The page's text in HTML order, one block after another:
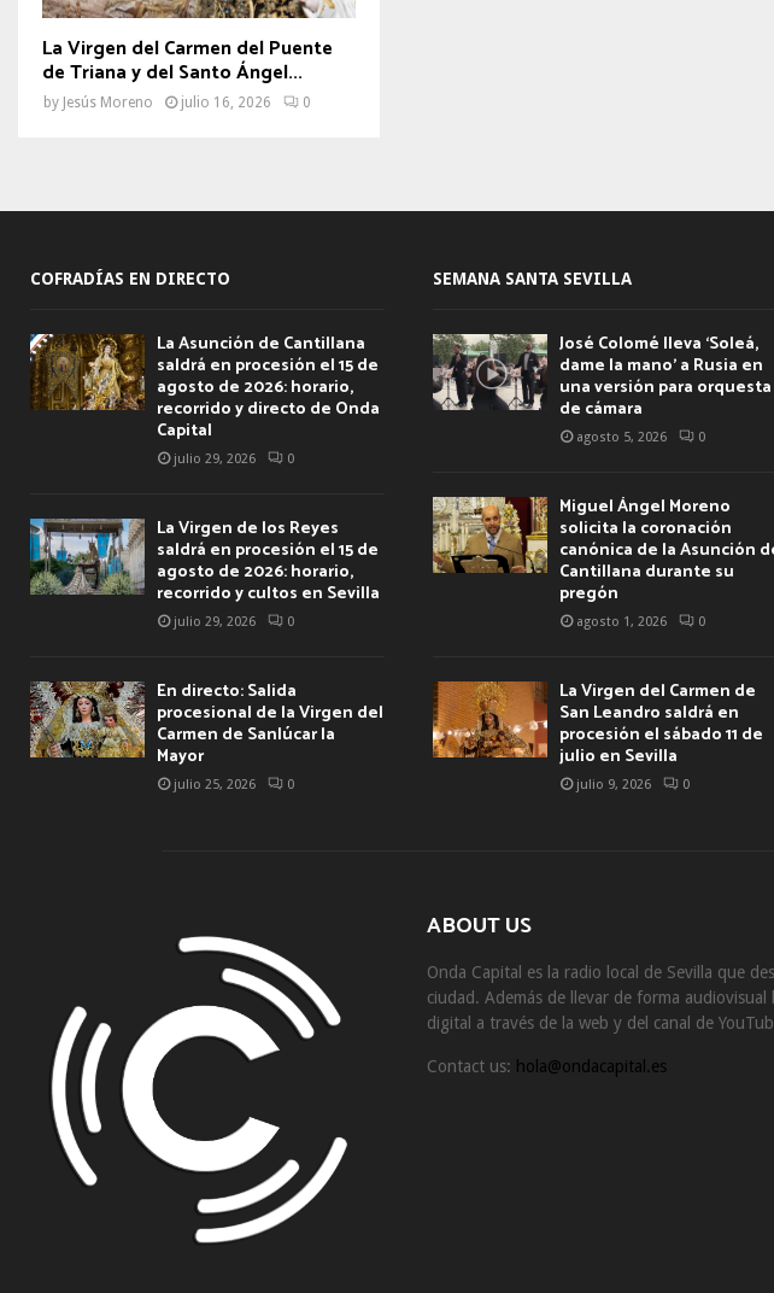
La Virgen del Carmen del Puente
de Triana y del Santo Ángel...
by Jesús Moreno julio 16, 2026 0
COFRADÍAS EN DIRECTO
La Asunción de Cantillana
saldrá en procesión el 15 de
agosto de 2026: horario,
recorrido y directo de Onda
Capital
julio 29, 2026 0
La Virgen de los Reyes
saldrá en procesión el 15 de
agosto de 2026: horario,
recorrido y cultos en Sevilla
julio 29, 2026 0
En directo: Salida
procesional de la Virgen del
Carmen de Sanlúcar la
Mayor
julio 25, 2026 0
SEMANA SANTA SEVILLA
José Colomé lleva ‘Soleá,
dame la mano’ a Rusia en
una versión para orquesta
de cámara
agosto 5, 2026 0
Miguel Ángel Moreno
solicita la coronación
canónica de la Asunción
Cantillana durante su
pregón
agosto 1, 2026 0
La Virgen del Carmen de
San Leandro saldrá en
procesión el sábado 11 de
julio en Sevilla
julio 9, 2026 0
ABOUT US
Onda Capital es la radio local de Sevilla que
ciudad. Además de llevar de forma
digital a través de la web y del canal de
Contact us: hola@ondacapital.es